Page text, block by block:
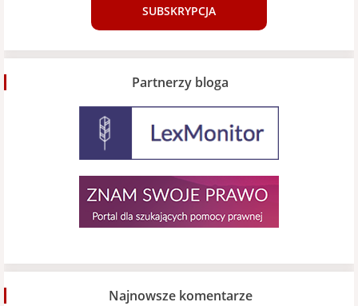
SUBSKRYPCJA
Partnerzy bloga
Najnowsze komentarze